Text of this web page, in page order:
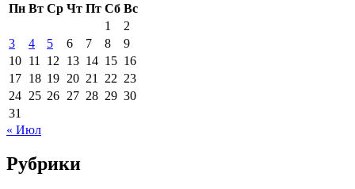
Пн Вт Ср Чт Пт Сб Вс
1
2
3
4 5 6 7 8
9
10 11 12 13 14 15 16
17 18 19 20 21 22 23
24 25 26 27 28 29 30
31
« Июл
Рубрики